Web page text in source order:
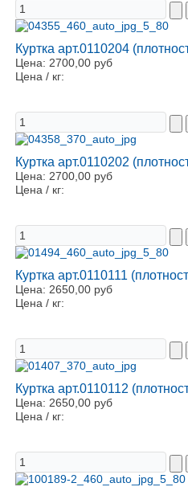
Куртка арт.0110204
Цена: 2700,00 руб
Цена / кг:
Куртка арт.0110202
Цена: 2700,00 руб
Цена / кг:
Куртка арт.0110111
Цена: 2650,00 руб
Цена / кг:
Куртка арт.0110112
Цена: 2650,00 руб
Цена / кг: